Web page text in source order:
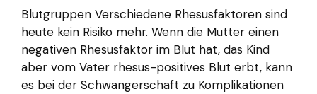
Blutgruppen Verschiedene Rhesusfaktoren sind
heute kein Risiko mehr. Wenn die Mutter einen
negativen Rhesusfaktor im Blut hat, das Kind
aber vom Vater rhesus-positives Blut erbt, kann
es bei der Schwangerschaft zu Komplikationen